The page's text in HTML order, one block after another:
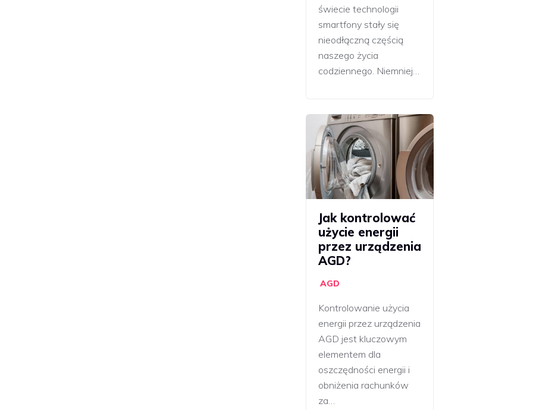
świecie technologii
smartfony stały się
nieodłączną częścią
naszego życia
codziennego. Niemniej…
Jak kontrolować
użycie energii
przez urządzenia
AGD?
AGD
Kontrolowanie użycia
energii przez urządzenia
AGD jest kluczowym
elementem dla
oszczędności energii i
obniżenia rachunków
za…